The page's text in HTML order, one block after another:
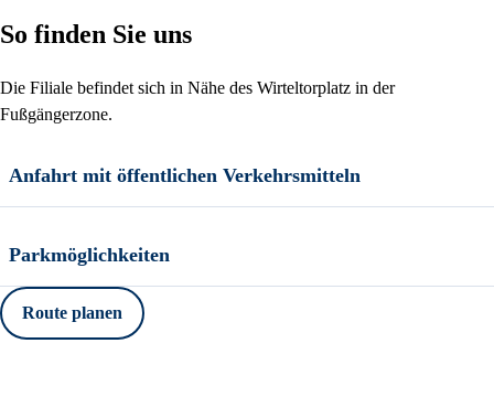
So finden Sie uns
Die Filiale befindet sich in Nähe des Wirteltorplatz in der
Fußgängerzone.
Anfahrt mit öffentlichen Verkehrsmitteln
Parkmöglichkeiten
Route planen